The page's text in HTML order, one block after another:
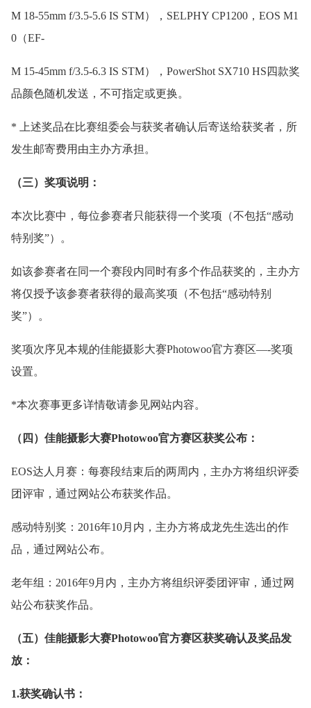
M 18-55mm f/3.5-5.6 IS STM），SELPHY CP1200，EOS M1
0（EF-
M 15-45mm f/3.5-6.3 IS STM），PowerShot SX710 HS四款奖
品颜色随机发送，不可指定或更换。
* 上述奖品在比赛组委会与获奖者确认后寄送给获奖者，所
发生邮寄费用由主办方承担。
（三）奖项说明：
本次比赛中，每位参赛者只能获得一个奖项（不包括“感动
特别奖”）。
如该参赛者在同一个赛段内同时有多个作品获奖的，主办方
将仅授予该参赛者获得的最高奖项（不包括“感动特别
奖”）。
奖项次序见本规的佳能摄影大赛Photowoo官方赛区—-奖项
设置。
*本次赛事更多详情敬请参见网站内容。
（四）佳能摄影大赛Photowoo官方赛区获奖公布：
EOS达人月赛：每赛段结束后的两周内，主办方将组织评委
团评审，通过网站公布获奖作品。
感动特别奖：2016年10月内，主办方将成龙先生选出的作
品，通过网站公布。
老年组：2016年9月内，主办方将组织评委团评审，通过网
站公布获奖作品。
（五）佳能摄影大赛Photowoo官方赛区获奖确认及奖品发
放：
1.获奖确认书：